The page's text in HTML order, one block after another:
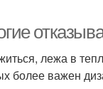
лежа в
более важен